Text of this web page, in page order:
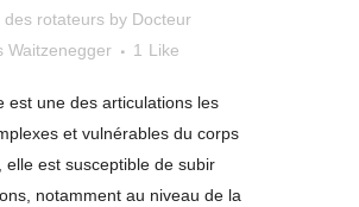
des rotateurs by Docteur
Waitzenegger
1 Like
est une des articulations les
et vulnérables du corps
elle est susceptible de subir
notamment au niveau de la